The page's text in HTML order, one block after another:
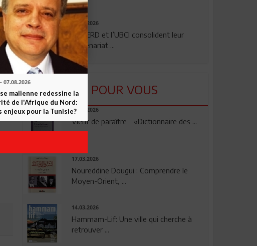
24.07.2026
La BERD et l’UBCI consolident leur
partenariat ...
LU POUR VOUS
23.04.2026
Vient de paraître - «Dictionnaire des ...
17.03.2026
Noureddine Dougui : Comprendre le
Moyen-Orient, ...
14.03.2026
Hammam-Lif: Une ville qui cherche à
retrouver ...
07.08.2026
malienne redessine la
de l'Afrique du Nord:
enjeux pour la Tunisie?